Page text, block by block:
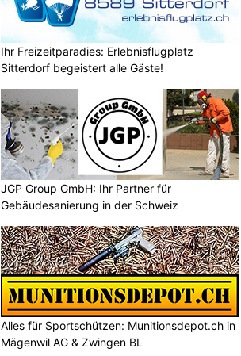
Ihr Freizeitparadies: Erlebnisflugplatz
Sitterdorf begeistert alle Gäste!
JGP Group GmbH: Ihr Partner für
Gebäudesanierung in der Schweiz
Alles für Sportschützen: Munitionsdepot.ch in
Mägenwil AG & Zwingen BL